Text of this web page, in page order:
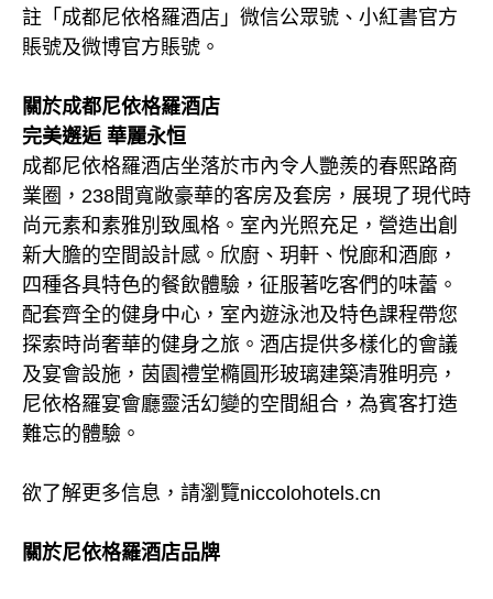
註「成都尼依格羅酒店」微信公眾號、小紅書官方
賬號及微博官方賬號。
關於成都尼依格羅酒店
完美邂逅 華麗永恒
成都尼依格羅酒店坐落於市內令人艷羨的春熙路商
業圈，238間寬敞豪華的客房及套房，展現了現代時
尚元素和素雅別致風格。室內光照充足，營造出創
新大膽的空間設計感。欣廚、玥軒、悅廊和酒廊，
四種各具特色的餐飲體驗，征服著吃客們的味蕾。
配套齊全的健身中心，室內遊泳池及特色課程帶您
探索時尚奢華的健身之旅。酒店提供多樣化的會議
及宴會設施，茵園禮堂橢圓形玻璃建築清雅明亮，
尼依格羅宴會廳靈活幻變的空間組合，為賓客打造
難忘的體驗。
欲了解更多信息，請瀏覽niccolohotels.cn
關於尼依格羅酒店品牌